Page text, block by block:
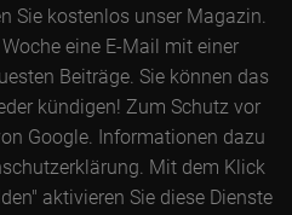
Sie kostenlos unser Magazin.
eine E-Mail mit einer
Beiträge. Sie können das
kündigen! Zum Schutz vor
Google. Informationen dazu
Mit dem Klick
aktivieren Sie diese Dienste